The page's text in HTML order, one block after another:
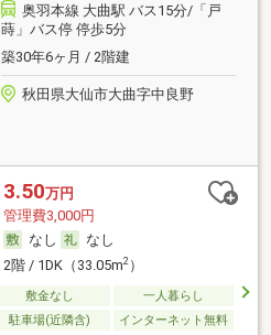
奥羽本線 大曲駅 バス15分/「戸
蒔」バス停 停歩5分
築30年6ヶ月 / 2階建
秋田県大仙市大曲字中良野
3.50万円
管理費3,000円
なし
なし
2階 / 1DK（33.05m2）
敷金なし
一人暮らし
駐車場(近隣含) インターネット無料